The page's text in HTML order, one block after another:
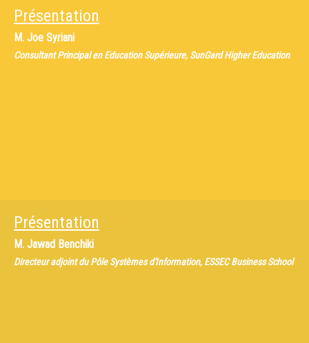
Présentation
M. Joe Syriani
Consultant Principal en Education Supérieure, SunGard Higher Education
Présentation
M. Jawad Benchiki
Directeur adjoint du Pôle Systèmes d'Information, ESSEC Business School